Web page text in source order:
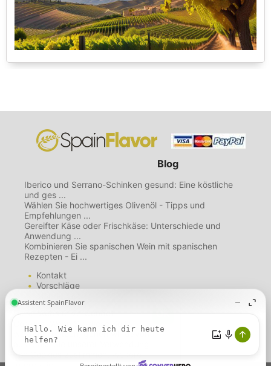
Blog
Iberico und Serrano-Schinken gesund: Eine köstliche
und ges ...
Wählen Sie hochwertiges Olivenöl - Tipps und
Empfehlungen ...
Gereifter Käse oder Frischkäse: Unterschiede und
Anwendung ...
Kombinieren Sie spanischen Wein mit spanischen
Rezepten - Ei ...
Kontakt
Vorschläge
Über uns
Datenschutzbestimmungen
Cookie-Richtlinie
Cookies. Wenn Sie diese Seite
weiterhin nutzen, gehen wir davon
aus, dass Sie unserer Verwendung